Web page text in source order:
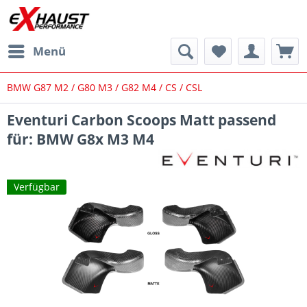
Menü
BMW G87 M2 / G80 M3 / G82 M4 / CS / CSL
Eventuri Carbon Scoops Matt passend
für: BMW G8x M3 M4
Verfügbar